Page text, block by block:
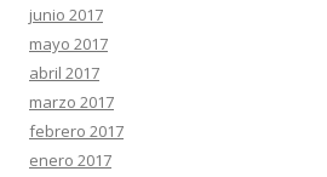
junio 2017
mayo 2017
abril 2017
marzo 2017
febrero 2017
enero 2017